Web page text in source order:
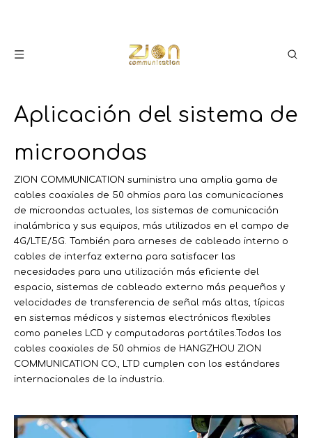
Aplicación del sistema de
microondas
ZION COMMUNICATION suministra una amplia gama de
cables coaxiales de 50 ohmios para las comunicaciones
de microondas actuales, los sistemas de comunicación
inalámbrica y sus equipos, más utilizados en el campo de
4G/LTE/5G. También para arneses de cableado interno o
cables de interfaz externa para satisfacer las
necesidades para una utilización más eficiente del
espacio, sistemas de cableado externo más pequeños y
velocidades de transferencia de señal más altas, típicas
en sistemas médicos y sistemas electrónicos flexibles
como paneles LCD y computadoras portátiles.Todos los
cables coaxiales de 50 ohmios de HANGZHOU ZION
COMMUNICATION CO., LTD cumplen con los estándares
internacionales de la industria.